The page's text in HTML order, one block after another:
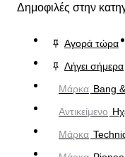
Δημοφιλές στην
Αγορά τώρα
Λήγει σήμερα
Μάρκα Bang
Αντικείμενο
Μάρκα